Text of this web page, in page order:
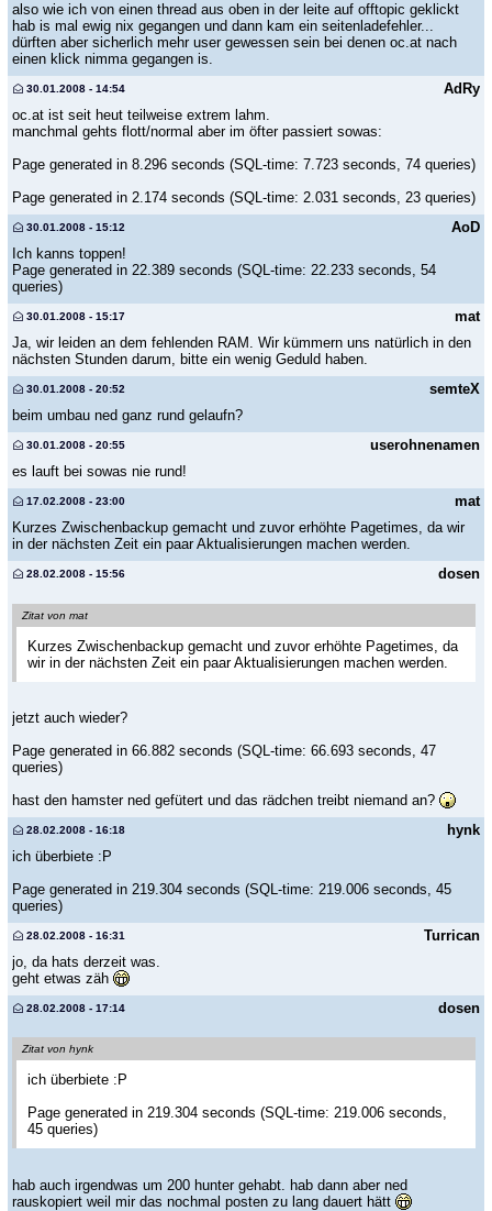
also wie ich von einen thread aus oben in der leite auf offtopic geklickt
hab is mal ewig nix gegangen und dann kam ein seitenladefehler...
dürften aber sicherlich mehr user gewessen sein bei denen oc.at nach
einen klick nimma gegangen is.
AdRy
30.01.2008 - 14:54
oc.at ist seit heut teilweise extrem lahm.
manchmal gehts flott/normal aber im öfter passiert sowas:
Page generated in 8.296 seconds (SQL-time: 7.723 seconds, 74 queries)
Page generated in 2.174 seconds (SQL-time: 2.031 seconds, 23 queries)
AoD
30.01.2008 - 15:12
Ich kanns toppen!
Page generated in 22.389 seconds (SQL-time: 22.233 seconds, 54
queries)
mat
30.01.2008 - 15:17
Ja, wir leiden an dem fehlenden RAM. Wir kümmern uns natürlich in den
nächsten Stunden darum, bitte ein wenig Geduld haben.
semteX
30.01.2008 - 20:52
beim umbau ned ganz rund gelaufn?
userohnenamen
30.01.2008 - 20:55
es lauft bei sowas nie rund!
mat
17.02.2008 - 23:00
Kurzes Zwischenbackup gemacht und zuvor erhöhte Pagetimes, da wir
in der nächsten Zeit ein paar Aktualisierungen machen werden.
dosen
28.02.2008 - 15:56
Zitat von mat
Kurzes Zwischenbackup gemacht und zuvor erhöhte Pagetimes, da
wir in der nächsten Zeit ein paar Aktualisierungen machen werden.
jetzt auch wieder?
Page generated in 66.882 seconds (SQL-time: 66.693 seconds, 47
queries)
hast den hamster ned gefütert und das rädchen treibt niemand an?
hynk
28.02.2008 - 16:18
ich überbiete :P
Page generated in 219.304 seconds (SQL-time: 219.006 seconds, 45
queries)
Turrican
28.02.2008 - 16:31
jo, da hats derzeit was.
geht etwas zäh
dosen
28.02.2008 - 17:14
Zitat von hynk
ich überbiete :P
Page generated in 219.304 seconds (SQL-time: 219.006 seconds,
45 queries)
hab auch irgendwas um 200 hunter gehabt. hab dann aber ned
rauskopiert weil mir das nochmal posten zu lang dauert hätt